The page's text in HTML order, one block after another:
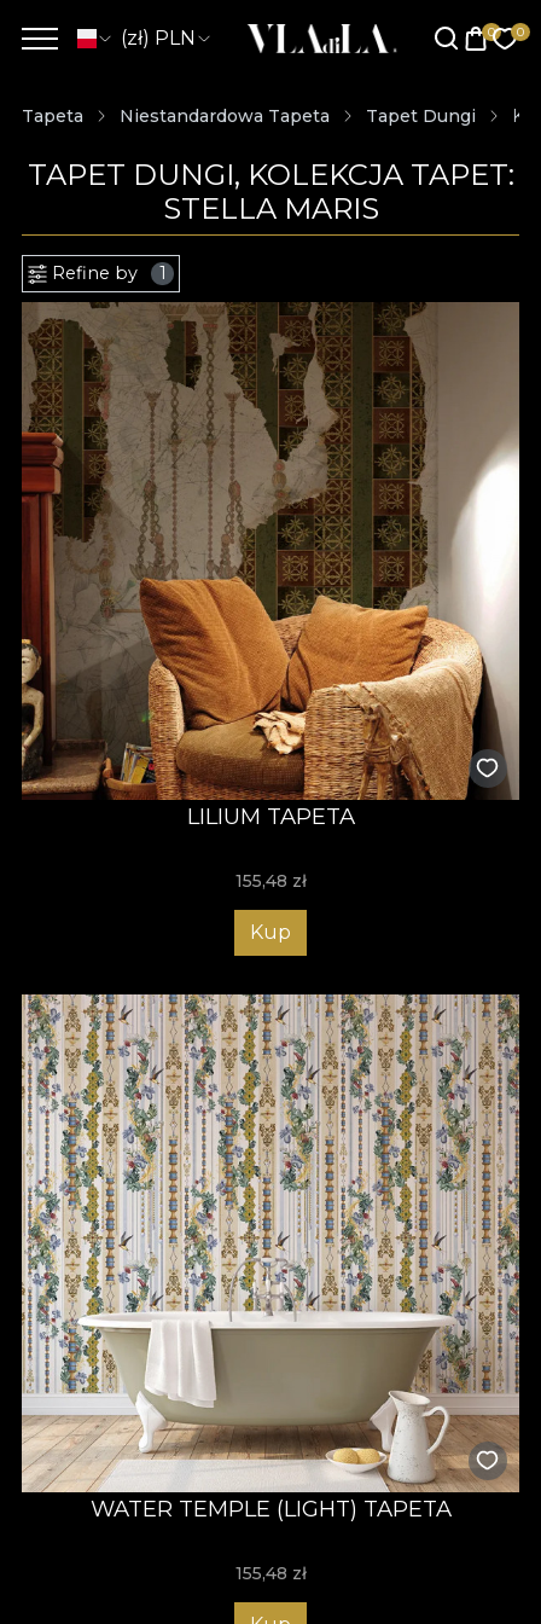
(zł) PLN
Tapeta Niestandardowa Tapeta Tapet Dungi
TAPET DUNGI, KOLEKCJA TAPET:
STELLA MARIS
Refine by 1
LILIUM TAPETA
155,48 zł
Kup
WATER TEMPLE (LIGHT) TAPETA
155,48 zł